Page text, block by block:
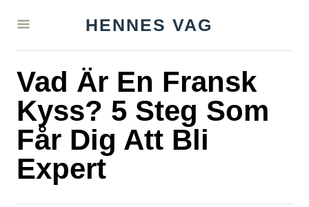
HENNES VAG
Vad Är En Fransk
Kyss? 5 Steg Som
Får Dig Att Bli
Expert